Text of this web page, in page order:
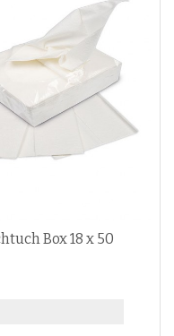
Box 18 x 50